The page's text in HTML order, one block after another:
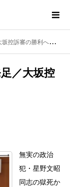
勝利へ闘争陣形築く
／大坂控
無実の政治
犯・星野文昭
同志の獄死か